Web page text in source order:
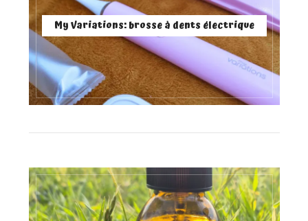
My Variations: brosse à dents électrique